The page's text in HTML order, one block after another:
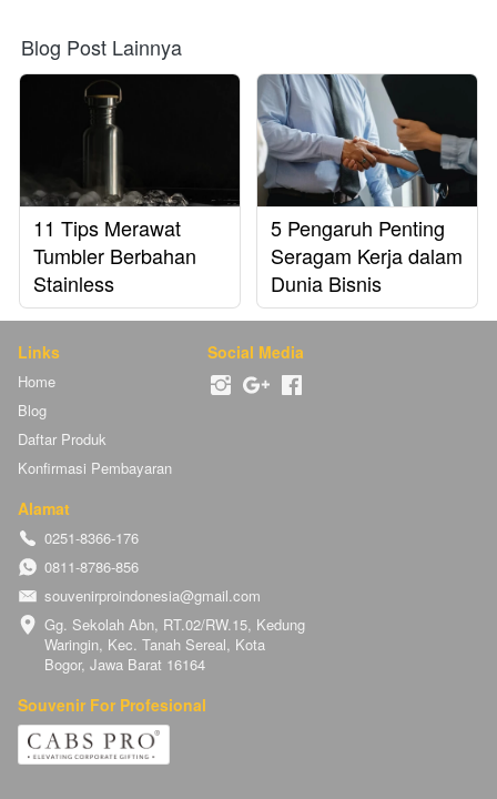
Blog Post Lainnya
11 Tips Merawat
Tumbler Berbahan
Stainless
5 Pengaruh Penting
Seragam Kerja dalam
Dunia Bisnis
Links
Home
Blog
Daftar Produk
Konfirmasi Pembayaran
Social Media
Alamat
0251-8366-176
0811-8786-856
souvenirproindonesia@gmail.com
Gg. Sekolah Abn, RT.02/RW.15, Kedung
Waringin, Kec. Tanah Sereal, Kota
Bogor, Jawa Barat 16164
Souvenir For Profesional